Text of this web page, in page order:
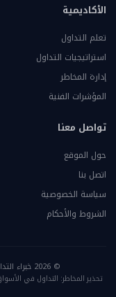
الأكاديمية
تعلم التداول
استراتيجيات التداول
إدارة المخاطر
المؤشرات الفنية
تواصل معنا
حول الموقع
اتصل بنا
سياسة الخصوصية
الشروط والأحكام
© 2026 خبراء التداول — ForexEF. جميع الحقوق محفوظة.
تحذير المخاطر: التداول في